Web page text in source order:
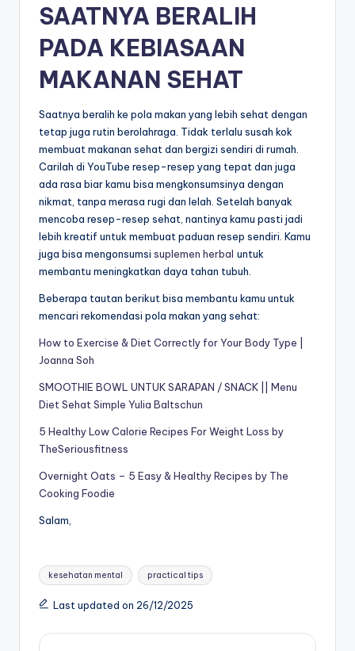
SAATNYA BERALIH
PADA KEBIASAAN
MAKANAN SEHAT
Saatnya beralih ke pola makan yang lebih sehat dengan
tetap juga rutin berolahraga. Tidak terlalu susah kok
membuat makanan sehat dan bergizi sendiri di rumah.
Carilah di YouTube resep-resep yang tepat dan juga
ada rasa biar kamu bisa mengkonsumsinya dengan
nikmat, tanpa merasa rugi dan lelah. Setelah banyak
mencoba resep-resep sehat, nantinya kamu pasti jadi
lebih kreatif untuk membuat paduan resep sendiri. Kamu
juga bisa mengonsumsi suplemen herbal untuk
membantu meningkatkan daya tahan tubuh.
Beberapa tautan berikut bisa membantu kamu untuk
mencari rekomendasi pola makan yang sehat:
How to Exercise & Diet Correctly for Your Body Type |
Joanna Soh
SMOOTHIE BOWL UNTUK SARAPAN / SNACK || Menu
Diet Sehat Simple Yulia Baltschun
5 Healthy Low Calorie Recipes For Weight Loss by
TheSeriousfitness
Overnight Oats – 5 Easy & Healthy Recipes by The
Cooking Foodie
Salam,
Tags:
kesehatan mental practical tips
Last updated on 26/12/2025